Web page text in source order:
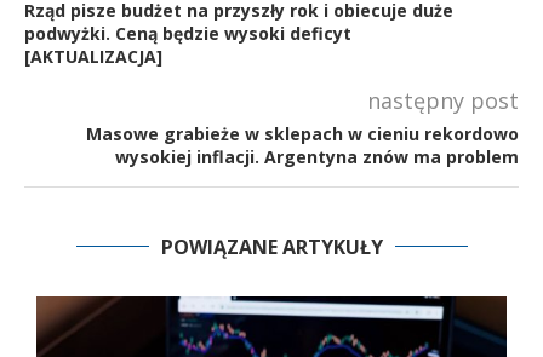
Rząd pisze budżet na przyszły rok i obiecuje duże
podwyżki. Ceną będzie wysoki deficyt
[AKTUALIZACJA]
następny post
Masowe grabieże w sklepach w cieniu rekordowo
wysokiej inflacji. Argentyna znów ma problem
POWIĄZANE ARTYKUŁY